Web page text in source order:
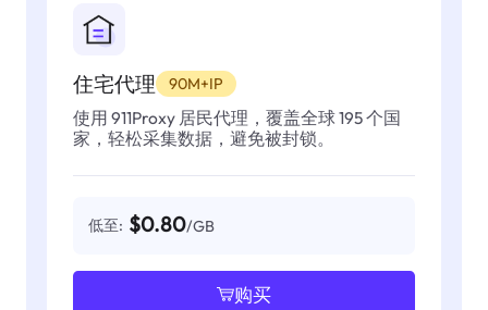
住宅代理 90M+IP
使用 911Proxy 居民代理，覆盖全球 195 个国
家，轻松采集数据，避免被封锁。
低至: $0.80/GB
购买